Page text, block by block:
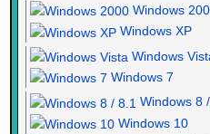
Windows
Windows XP
Windows
Windows 7
Windows 8
Windows 10